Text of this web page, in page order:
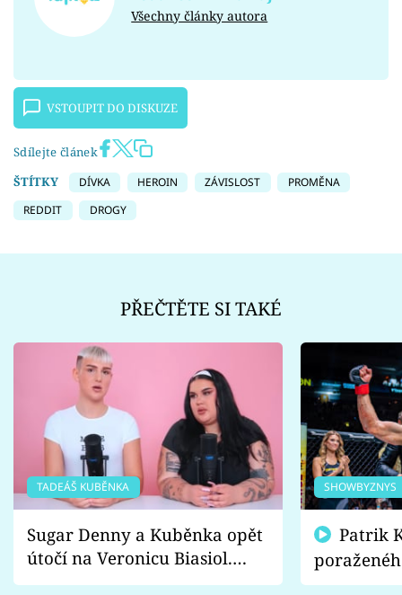
Všechny články autora
VSTOUPIT DO DISKUZE
Sdílejte článek
ŠTÍTKY
DÍVKA HEROIN ZÁVISLOST
PROMĚNA
REDDIT
DROGY
PŘEČTĚTE SI TAKÉ
TADEÁŠ KUBĚNKA
Sugar Denny a Kuběnka opět
útočí na Veronicu Biasiol.
Proč je podle nich falešná a
SHOWBYZNYS
fanoušci